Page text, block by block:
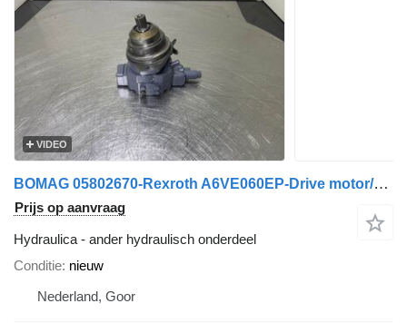
VIDEO
BOMAG 05802670-Rexroth A6VE060EP-Drive motor/Fahrmotor
Prijs op aanvraag
Hydraulica - ander hydraulisch onderdeel
Conditie nieuw
Nederland, Goor